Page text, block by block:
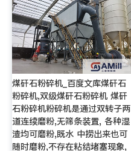
煤矸石粉碎机_百度文库煤矸石
粉碎机,双级煤矸石粉碎机 煤矸
石粉碎机粉碎机是通过双转子两
道连续磨粉,无筛条装置, 各种湿
渣均可磨粉,既水 中捞出来也可
随时磨粉,不存在粘结堵塞现象,